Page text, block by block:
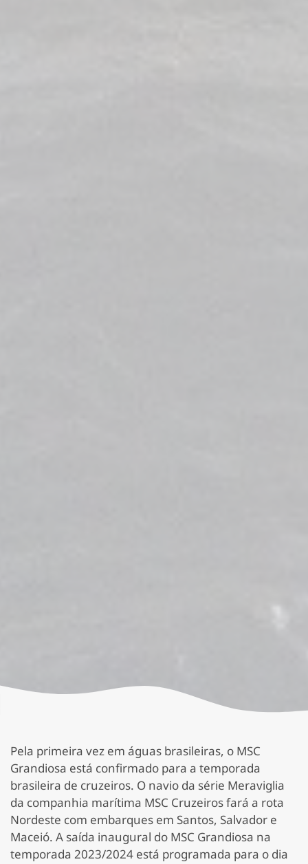
Pela primeira vez em águas brasileiras, o MSC
Grandiosa está confirmado para a temporada
brasileira de cruzeiros. O navio da série Meraviglia
da companhia marítima MSC Cruzeiros fará a rota
Nordeste com embarques em Santos, Salvador e
Maceió. A saída inaugural do MSC Grandiosa na
temporada 2023/2024 está programada para o dia